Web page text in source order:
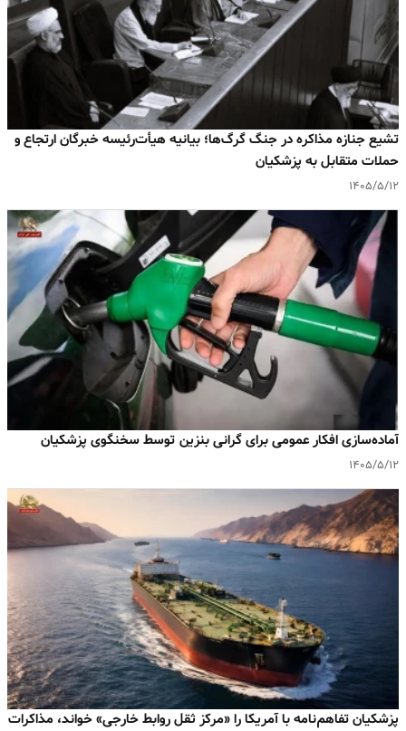
تشیع جنازه مذاکره در جنگ گرگ‌ها؛ بیانیه هیأت‌رئیسه خبرگان ارتجاع و
حملات متقابل به پزشکیان
۱۴۰۵/۵/۱۲
آماده‌سازی افکار عمومی برای گرانی بنزین توسط سخنگوی پزشکیان
۱۴۰۵/۵/۱۲
پزشکیان تفاهم‌‌نامه با آمریکا را «مرکز ثقل روابط خارجی» خواند، مذاکرات